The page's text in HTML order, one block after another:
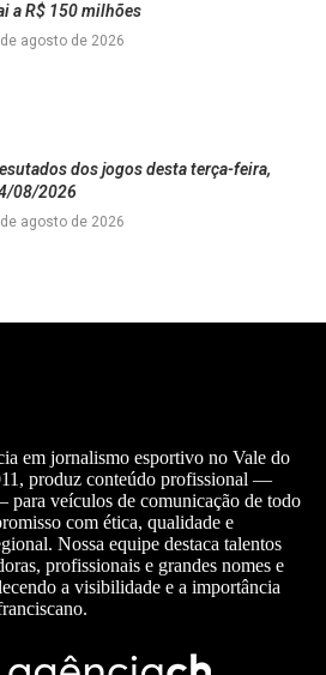
a R$ 150 milhões
agosto de 2026
dos jogos desta terça-feira,
08/2026
agosto de 2026
em jornalismo esportivo no Vale do
produz conteúdo profissional —
veículos de comunicação de todo
com ética, qualidade e
Nossa equipe destaca talentos
profissionais e grandes nomes e
a visibilidade e a importância